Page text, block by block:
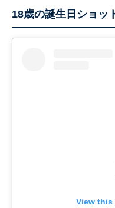
18歳の誕生日ショッ
View this